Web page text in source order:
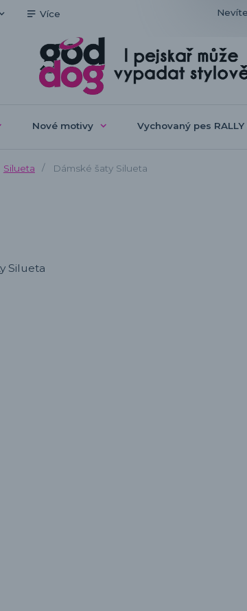
Více
Nové motivy Vychovaný pes RALLY
Silueta Dámské šaty Silueta